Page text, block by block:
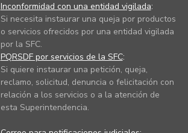
Inconformidad con una entidad vigilada:
Si necesita instaurar una queja por productos
o servicios ofrecidos por una entidad vigilada
por la SFC.
PQRSDF por servicios de la SFC:
Si quiere instaurar una petición, queja,
reclamo, solicitud, denuncia o felicitación con
relación a los servicios o a la atención de
esta Superintendencia.